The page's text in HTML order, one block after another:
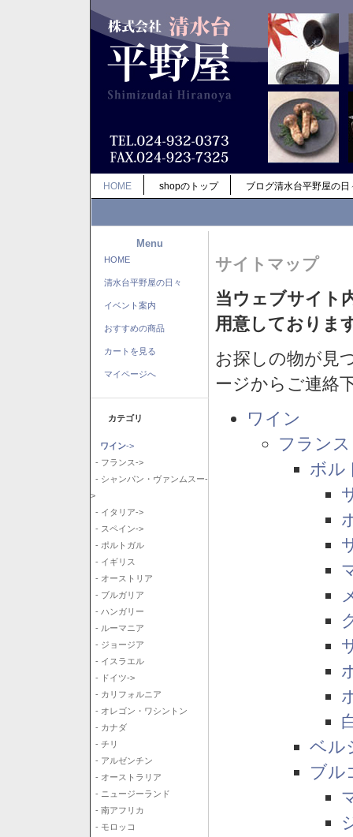
HOME shopのトップ ブログ清水台平野屋の日
Menu
HOME
清水台平野屋の日々
イベント案内
おすすめの商品
カートを見る
マイページへ
カテゴリ
ワイン->
- フランス->
- シャンパン・ヴァンムスー-
>
- イタリア->
- スペイン->
- ポルトガル
- イギリス
- オーストリア
- ブルガリア
- ハンガリー
- ルーマニア
- ジョージア
- イスラエル
- ドイツ->
- カリフォルニア
- オレゴン・ワシントン
- カナダ
- チリ
- アルゼンチン
- オーストラリア
- ニュージーランド
- 南アフリカ
- モロッコ
サイトマップ
当ウェブサイト
用意しておりま
お探しの物が見
ージからご連絡
ワイン
フランス
ボル
ベル
ブル